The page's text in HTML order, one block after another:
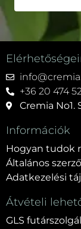
+36 20 474
Cremia No1.
Információk
Hogyan tudok
Általános
Adatkezelési
Átvételi
GLS